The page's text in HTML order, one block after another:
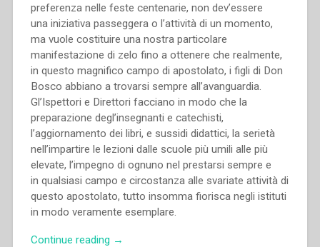
preferenza nelle feste centenarie, non dev’essere
una iniziativa passeggera o l’attività di un momento,
ma vuole costituire una nostra particolare
manifestazione di zelo fino a ottenere che realmente,
in questo magnifico campo di apostolato, i figli di Don
Bosco abbiano a trovarsi sempre all’avanguardia.
Gl’Ispettori e Direttori facciano in modo che la
preparazione degl’insegnanti e catechisti,
l’aggiornamento dei libri, e sussidi didattici, la serietà
nell’impartire le lezioni dalle scuole più umili alle più
elevate, l’impegno di ognuno nel prestarsi sempre e
in qualsiasi campo e circostanza alle svariate attività di
questo apostolato, tutto insomma fiorisca negli istituti
in modo veramente esemplare.
Continue reading “Pietro
→